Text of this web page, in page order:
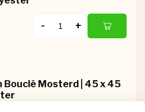
- +
Bouclé Mosterd | 45 x 45